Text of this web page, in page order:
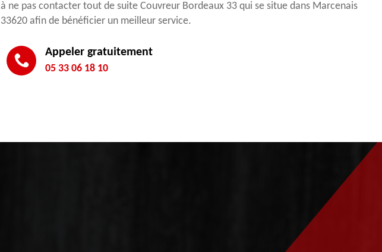
à ne pas contacter tout de suite Couvreur Bordeaux 33 qui se situe dans Marcenais
33620 afin de bénéficier un meilleur service.
Appeler gratuitement
05 33 06 18 10